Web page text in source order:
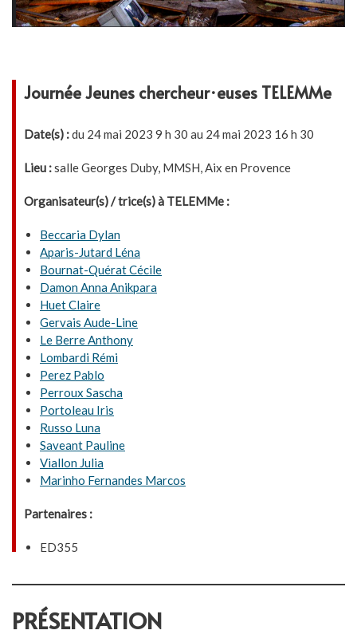
Journée Jeunes chercheur·euses TELEMMe
Date(s) :du 24 mai 2023 9 h 30 au 24 mai 2023 16 h 30
Lieu :salle Georges Duby, MMSH, Aix en Provence
Organisateur(s) / trice(s) à TELEMMe :
Beccaria Dylan
Aparis-Jutard Léna
Bournat-Quérat Cécile
Damon Anna Anikpara
Huet Claire
Gervais Aude-Line
Le Berre Anthony
Lombardi Rémi
Perez Pablo
Perroux Sascha
Portoleau Iris
Russo Luna
Saveant Pauline
Viallon Julia
Marinho Fernandes Marcos
Partenaires :
ED355
PRÉSENTATION